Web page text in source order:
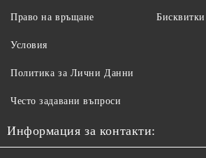
Право на връщане
Условия
Политика за Лични Данни
Често задавани въпроси
Бисквитки
Информация за контакти: